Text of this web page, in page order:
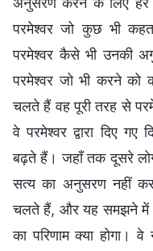
परमेश्वर जो कुछ भी
परमेश्वर कैसे भी उनकी
परमेश्वर जो भी करने को
चलते हैं वह पूरी तरह से
वे परमेश्वर द्वारा दिए
बढ़ते हैं। जहाँ तक दूसरे
सत्य का अनुसरण नहीं
चलते हैं, और यह समझने में
का परिणाम क्या होगा।